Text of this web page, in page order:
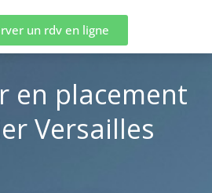
un rdv en ligne
en placement
Versailles